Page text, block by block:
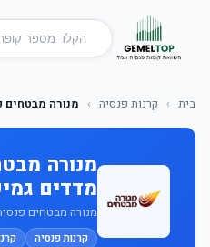
בית › קרנות פנסיה › מנורה מבטחים
מנורה
מדדים
מנורה מבטחים פנסיה
קרנות פנסיה